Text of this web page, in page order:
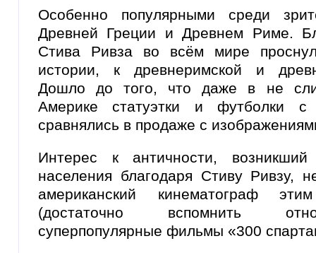
Особенно популярными среди
Древней Греции и Древнем Риме.
Стива Ривза во всём мире
истории, к древнеримской и
Дошло до того, что даже в не
Америке статуэтки и футболки с
сравнялись в продаже с
Интерес к античности,
населения благодаря Стиву Ривзу,
американский кинематограф
(достаточно вспомнить
суперпопулярные фильмы «300